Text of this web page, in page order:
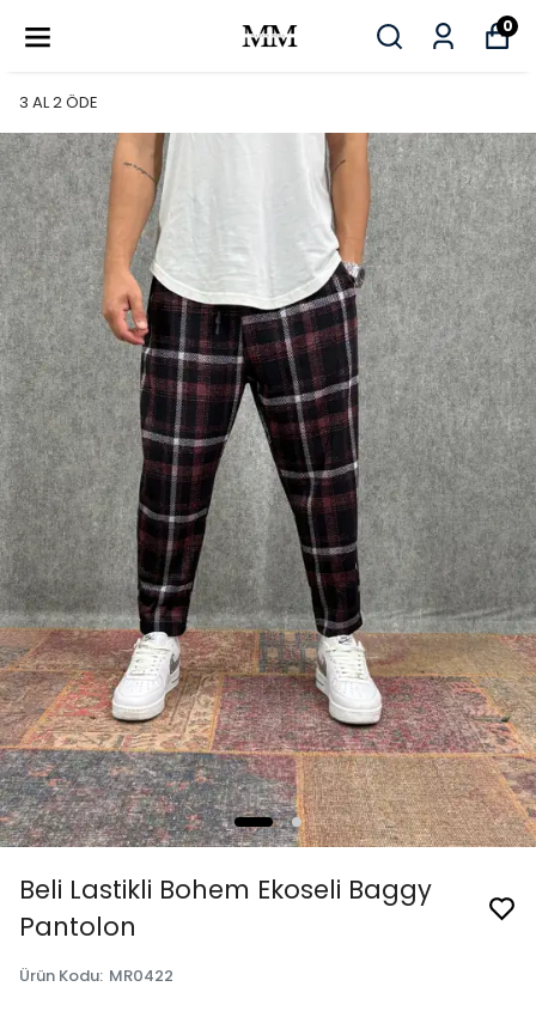
0
3 AL 2 ÖDE
Beli Lastikli Bohem Ekoseli Baggy
Pantolon
Ürün Kodu: MR0422